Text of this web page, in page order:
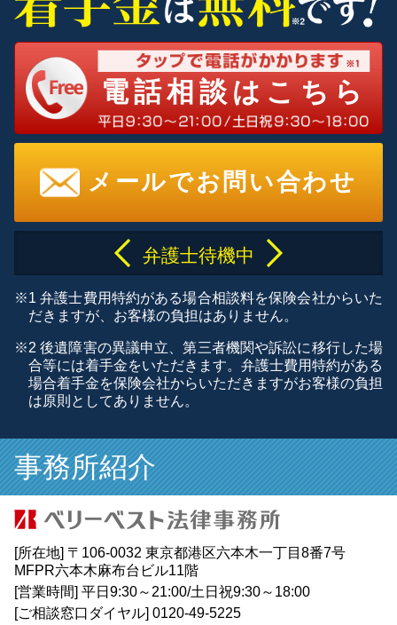
電話相談はこちら
メールでお問い合わせ
弁護士待機中
※1 弁護士費用特約がある場合相談料を保険会社からいた
だきますが、お客様の負担はありません。
※2 後遺障害の異議申立、第三者機関や訴訟に移行した場
合等には着手金をいただきます。弁護士費用特約がある
場合着手金を保険会社からいただきますがお客様の負担
は原則としてありません。
事務所紹介
[所在地] 〒106-0032 東京都港区六本木一丁目8番7号
MFPR六本木麻布台ビル11階
[営業時間] 平日9:30～21:00/土日祝9:30～18:00
[ご相談窓口ダイヤル] 0120-49-5225